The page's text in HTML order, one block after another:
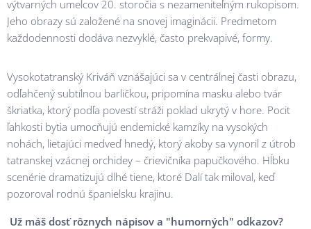
výtvarných umelcov 20. storočia s nezameniteľným rukopisom.
Jeho obrazy sú založené na snovej imaginácii. Predmetom
každodennosti dodáva nezvyklé, často prekvapivé, formy.
Vysokotatranský Kriváň vznášajúci sa v centrálnej časti obrazu,
odľahčený subtílnou barličkou, pripomína masku alebo tvár
škriatka, ktorý podľa povestí stráži poklad ukrytý v hore. Pocit
ľahkosti bytia umocňujú endemické kamzíky na vysokých
nohách, lietajúci medveď hnedý, ktorý akoby sa vynoril z útrob
tatranskej vzácnej orchidey – črievičníka papučkového. Hĺbku
scenérie dramatizujú dlhé tiene, ktoré Dalí tak miloval, keď
pozoroval rodnú španielsku krajinu.
Už máš dosť rôznych nápisov a "humorných" odkazov?